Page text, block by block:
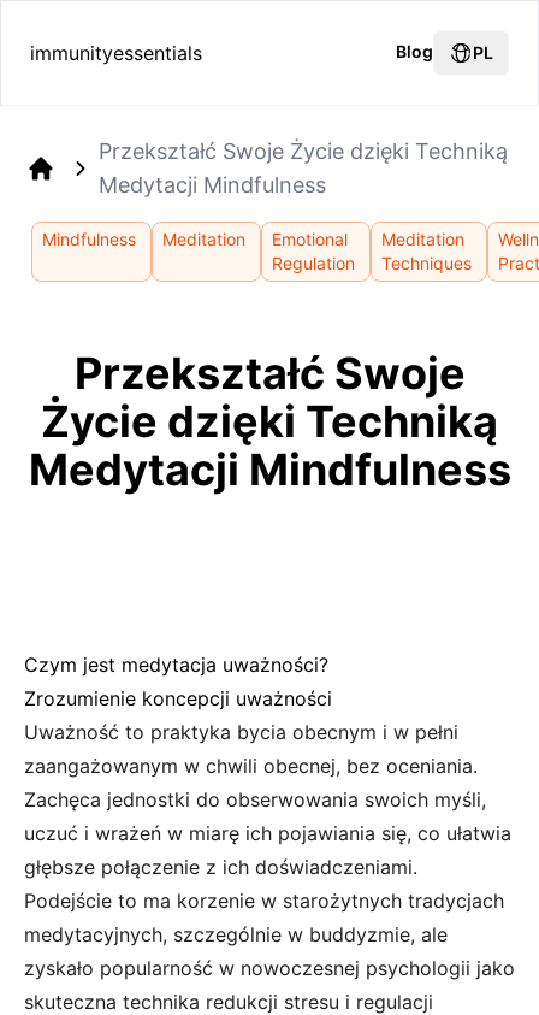
immunityessentials Blog PL
Przekształć Swoje Życie dzięki Techniką
Medytacji Mindfulness
Mindfulness Meditation
Emotional
Regulation
Meditation
Techniques
Przekształć Swoje
Życie dzięki Techniką
Medytacji Mindfulness
Czym jest medytacja uważności?
Zrozumienie koncepcji uważności
Uważność to praktyka bycia obecnym i w pełni
zaangażowanym w chwili obecnej, bez oceniania.
Zachęca jednostki do obserwowania swoich myśli,
uczuć i wrażeń w miarę ich pojawiania się, co ułatwia
głębsze połączenie z ich doświadczeniami.
Podejście to ma korzenie w starożytnych tradycjach
medytacyjnych, szczególnie w buddyzmie, ale
zyskało popularność w nowoczesnej psychologii jako
skuteczna technika redukcji stresu i regulacji